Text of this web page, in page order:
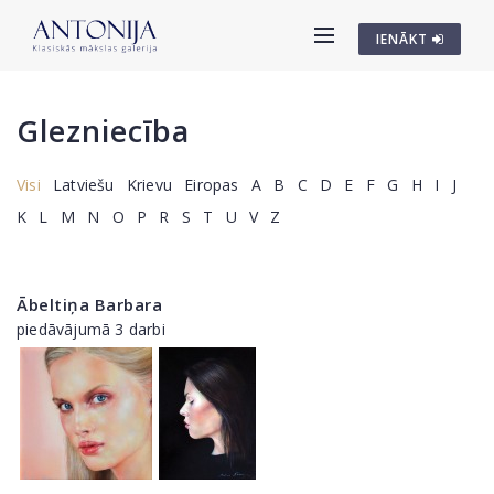
IENĀKT
Glezniecība
Visi Latviešu Krievu Eiropas A B C D E F G H I
J
K
L M N O P R S T U V Z
Ābeltiņa Barbara
piedāvājumā 3 darbi